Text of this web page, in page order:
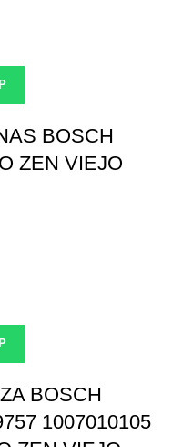
BOSCH
ZEN VIEJO
BOSCH
1007010105